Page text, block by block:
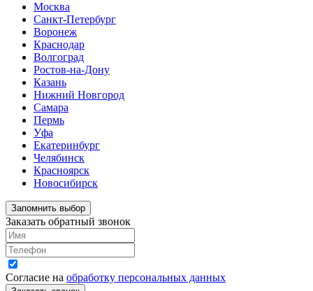
Москва
Санкт-Петербург
Воронеж
Краснодар
Волгоград
Ростов-на-Дону
Казань
Нижний Новгород
Самара
Пермь
Уфа
Екатеринбург
Челябинск
Красноярск
Новосибирск
Запомнить выбор
Заказать обратный звонок
Согласие на обработку персональных данных